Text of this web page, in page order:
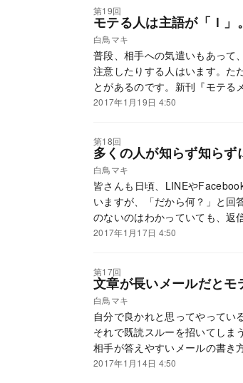
第19回
モテる人は主語が「Ｉ」
白鳥マキ
普段、相手への気遣いもあって
注意したりする人はいます。た
とがあるのです。新刊『モテる
わる方法を紹介します。
2017年1月19日 4:50
第18回
多くの人が知らず知ら
白鳥マキ
皆さんも日頃、LINEや
いますが、「だから何？」と回
のないのはわかっていても、返
せん。『モテるメール術』から
2017年1月17日 4:50
第17回
文章が長いメールだとモ
白鳥マキ
自分で良かれと思ってやってい
それで既読スルーを招いてしま
相手が答えやすいメールの書き
2017年1月14日 4:50